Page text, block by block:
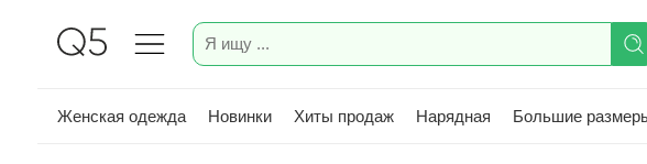
Женская одежда Новинки Хиты продаж Нарядная Большие